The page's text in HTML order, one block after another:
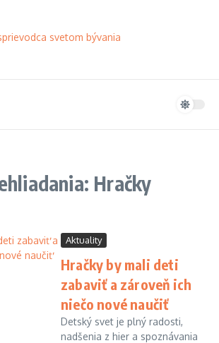
Hračky
Aktuality
Hračky by mali deti
zabaviť a zároveň ich
niečo nové naučiť
Detský svet je plný radosti,
nadšenia z hier a spoznávania